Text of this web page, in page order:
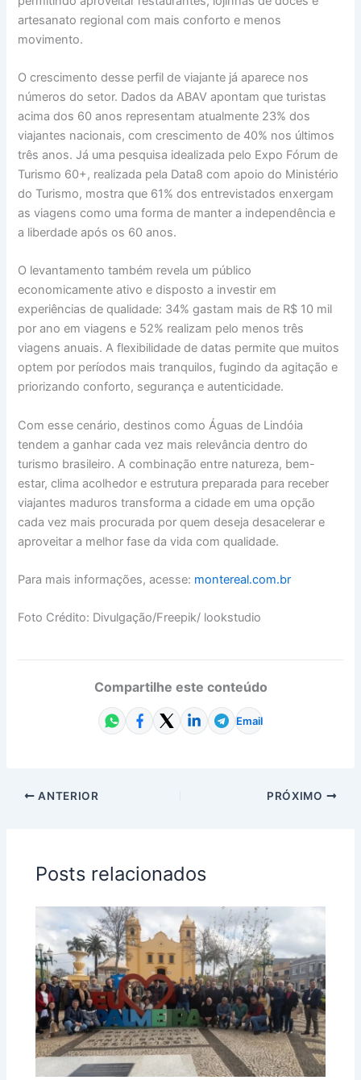
artesanato regional com mais conforto e menos
movimento.
O crescimento desse perfil de viajante já aparece nos
números do setor. Dados da ABAV apontam que turistas
acima dos 60 anos representam atualmente 23% dos
viajantes nacionais, com crescimento de 40% nos últimos
três anos. Já uma pesquisa idealizada pelo Expo Fórum de
Turismo 60+, realizada pela Data8 com apoio do Ministério
do Turismo, mostra que 61% dos entrevistados enxergam
as viagens como uma forma de manter a independência e
a liberdade após os 60 anos.
O levantamento também revela um público
economicamente ativo e disposto a investir em
experiências de qualidade: 34% gastam mais de R$ 10 mil
por ano em viagens e 52% realizam pelo menos três
viagens anuais. A flexibilidade de datas permite que muitos
optem por períodos mais tranquilos, fugindo da agitação e
priorizando conforto, segurança e autenticidade.
Com esse cenário, destinos como Águas de Lindóia
tendem a ganhar cada vez mais relevância dentro do
turismo brasileiro. A combinação entre natureza, bem-
estar, clima acolhedor e estrutura preparada para receber
viajantes maduros transforma a cidade em uma opção
cada vez mais procurada por quem deseja desacelerar e
aproveitar a melhor fase da vida com qualidade.
Para mais informações, acesse: montereal.com.br
Foto Crédito: Divulgação/Freepik/ lookstudio
Compartilhe este conteúdo
Email
ANTERIOR PRÓXIMO
Posts relacionados